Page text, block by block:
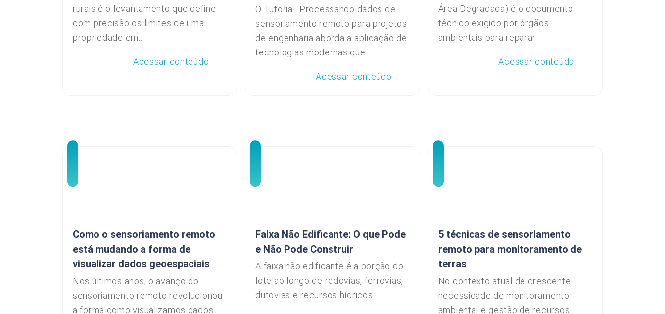
rurais é o levantamento que define
com precisão os limites de uma
propriedade em...
Acessar conteúdo
O Tutorial: Processando dados de
sensoriamento remoto para projetos
de engenharia aborda a aplicação de
tecnologias modernas que...
Acessar conteúdo
Área Degradada) é o documento
técnico exigido por órgãos
ambientais para reparar...
Acessar conteúdo
Como o sensoriamento remoto
está mudando a forma de
visualizar dados geoespaciais
Nos últimos anos, o avanço do
sensoriamento remoto revolucionou
a forma como visualizamos dados
Faixa Não Edificante: O que Pode
e Não Pode Construir
A faixa não edificante é a porção do
lote ao longo de rodovias, ferrovias,
dutovias e recursos hídricos...
5 técnicas de sensoriamento
remoto para monitoramento de
terras
No contexto atual de crescente
necessidade de monitoramento
ambiental e gestão de recursos